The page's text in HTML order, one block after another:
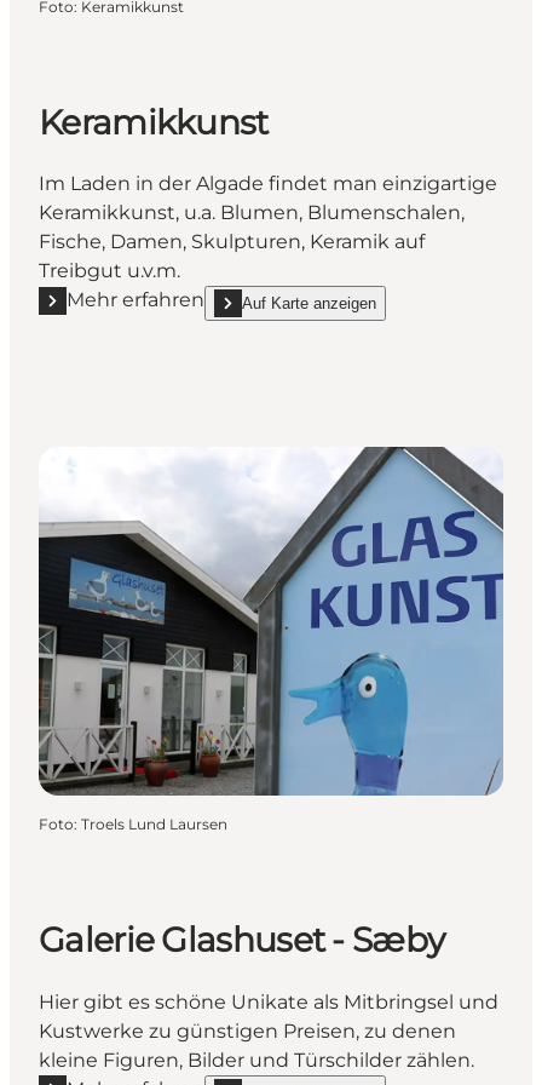
Foto: Keramikkunst
Keramikkunst
Im Laden in der Algade findet man einzigartige
Keramikkunst, u.a. Blumen, Blumenschalen,
Fische, Damen, Skulpturen, Keramik auf
Treibgut u.v.m.
Mehr erfahren
Mehr erfahren "Keramikkunst"
Auf Karte anzeigen
show Keramikkunst on_map
Foto: Troels Lund Laursen
Galerie Glashuset - Sæby
Hier gibt es schöne Unikate als Mitbringsel und
Kustwerke zu günstigen Preisen, zu denen
kleine Figuren, Bilder und Türschilder zählen.